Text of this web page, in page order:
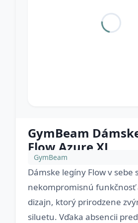
GymBeam
Flow Azure XL
GymBeam
Dámske legíny Flow v sebe
nekompromisnú funkčnosť
dizajn, ktorý prirodzene
siluetu. Vďaka absencii